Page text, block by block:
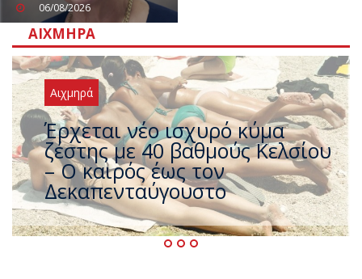
06/08/2026
ΑΙΧΜΗΡΆ
Αιχμηρά
Άφαντος ο Τσίπρας… την ώρα
που η χώρα καίγεται